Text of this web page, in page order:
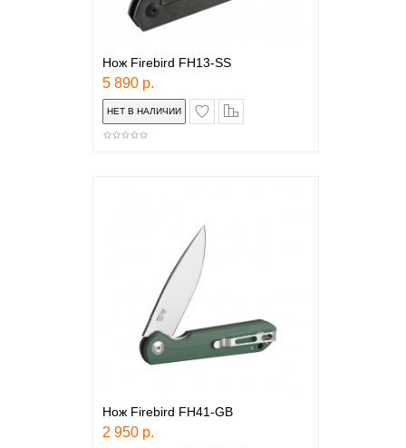
Нож Firebird FH13-SS
5 890 р.
в закладки
Нож Firebird FH41-GB
2 950 р.